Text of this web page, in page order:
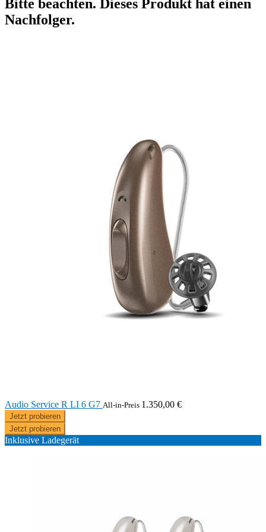
Bitte beachten. Dieses Produkt hat einen
Nachfolger.
Audio Service R LI 6 G7 All-in-Preis 1.350,00 €
Jetzt probieren
Jetzt probieren
Inklusive Ladegerät